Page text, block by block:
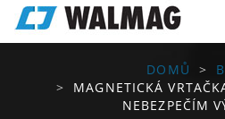
DOMŮ
MAGNETICKÁ
NEBEZPEČÍM